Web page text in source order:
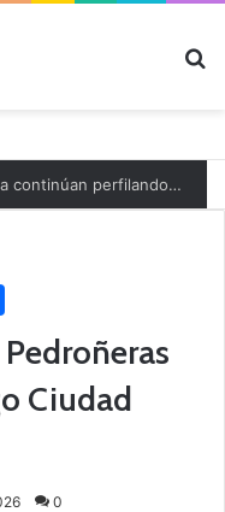
El CB Villarrobledo y el CB Criptana continúan perfilando sus plantillas
Ciudad
0